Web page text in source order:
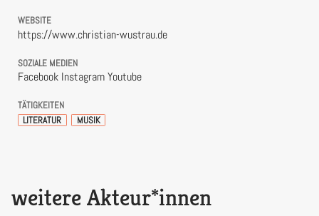
WEBSITE
https://www.christian-wustrau.de
SOZIALE MEDIEN
Facebook InstagramYoutube
TÄTIGKEITEN
LITERATUR
MUSIK
weitere Akteur*innen